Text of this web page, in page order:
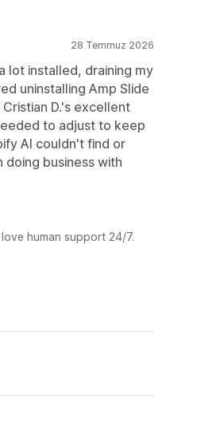
28 Temmuz 2026
lot installed, draining my
uninstalling Amp Slide
D.'s excellent
to adjust to keep
AI couldn't find or
doing business with
human support 24/7.